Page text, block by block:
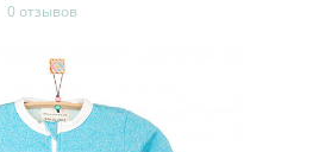
0 отзывов